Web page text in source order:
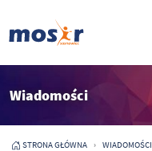
Wiadomości
STRONA GŁÓWNA
WIADOMOŚCI